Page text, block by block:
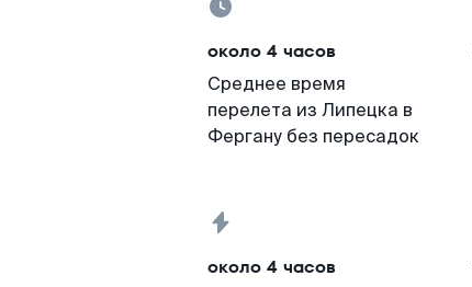
около 4 часов
Среднее время
перелета из Липецка в
Фергану без пересадок
около 4 часов